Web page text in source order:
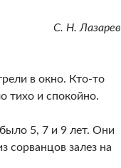
С. Н. Лазарев
в окно. Кто-то
тихо и спокойно.
5, 7 и 9 лет. Они
сорванцов залез на